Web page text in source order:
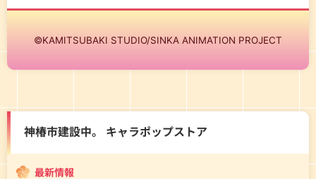
©KAMITSUBAKI STUDIO/SINKA ANIMATION PROJECT
神椿市建設中。 キャラポップストア
最新情報